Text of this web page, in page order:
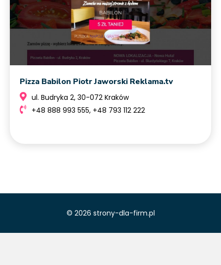
Pizza Babilon Piotr Jaworski Reklama.tv
ul. Budryka 2, 30-072 Kraków
+48 888 993 555, +48 793 112 222
© 2026 strony-dla-firm.pl